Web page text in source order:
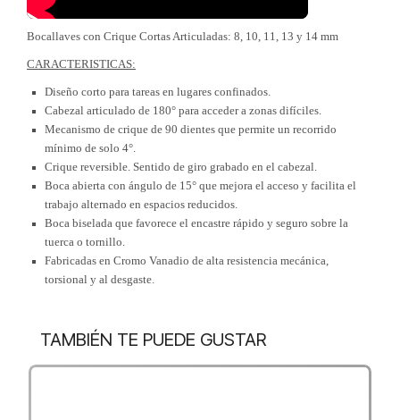
Bocallaves con Crique Cortas Articuladas: 8, 10, 11, 13 y 14 mm
CARACTERISTICAS:
Diseño corto para tareas en lugares confinados.
Cabezal articulado de 180° para acceder a zonas difíciles.
Mecanismo de crique de 90 dientes que permite un recorrido
mínimo de solo 4°.
Crique reversible. Sentido de giro grabado en el cabezal.
Boca abierta con ángulo de 15° que mejora el acceso y facilita el
trabajo alternado en espacios reducidos.
Boca biselada que favorece el encastre rápido y seguro sobre la
tuerca o tornillo.
Fabricadas en Cromo Vanadio de alta resistencia mecánica,
torsional y al desgaste.
TAMBIÉN TE PUEDE GUSTAR